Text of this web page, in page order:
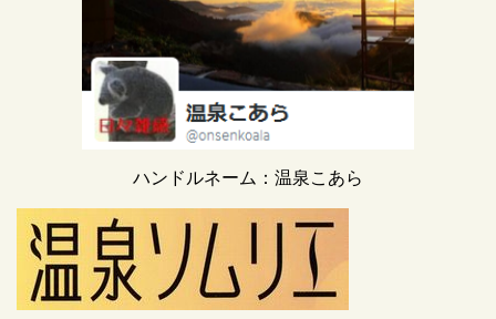
ハンドルネーム：温泉こあら